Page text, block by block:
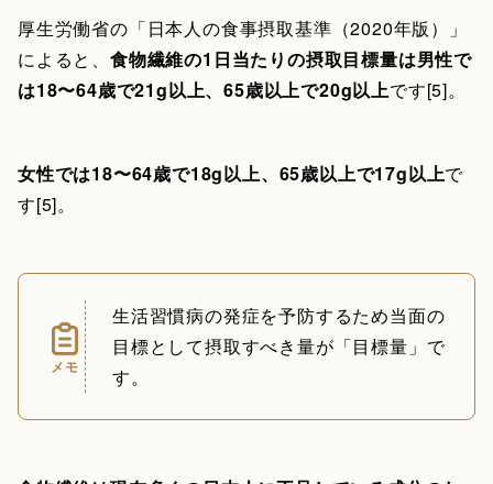
厚生労働省の「日本人の食事摂取基準（2020年版）」
によると、 食物繊維の1日当たりの摂取目標量は男性で
は18〜64歳で21g以上、65歳以上で20g以上です[5]。
女性では18〜64歳で18g以上、65歳以上で17g以上で
す[5]。
メモ
生活習慣病の発症を予防するため当面の
目標として摂取すべき量が「目標量」で
す。